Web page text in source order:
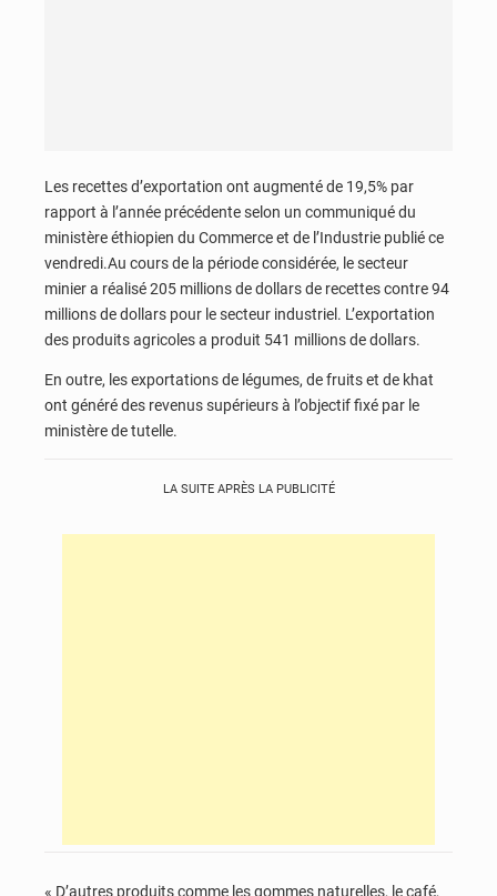
Les recettes d’exportation ont augmenté de 19,5% par
rapport à l’année précédente selon un communiqué du
ministère éthiopien du Commerce et de l’Industrie publié ce
vendredi.Au cours de la période considérée, le secteur
minier a réalisé 205 millions de dollars de recettes contre 94
millions de dollars pour le secteur industriel. L’exportation
des produits agricoles a produit 541 millions de dollars.
En outre, les exportations de légumes, de fruits et de khat
ont généré des revenus supérieurs à l’objectif fixé par le
ministère de tutelle.
LA SUITE APRÈS LA PUBLICITÉ
« D’autres produits comme les gommes naturelles, le café,